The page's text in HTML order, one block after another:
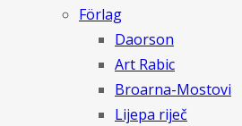
Förlag
Daorson
Art Rabic
Broarna-Mostovi
Lijepa riječ